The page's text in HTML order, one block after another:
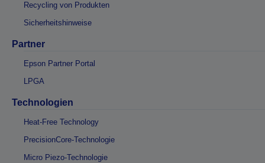
Recycling von Produkten
Sicherheitshinweise
Partner
Epson Partner Portal
LPGA
Technologien
Heat-Free Technology
PrecisionCore-Technologie
Micro Piezo-Technologie